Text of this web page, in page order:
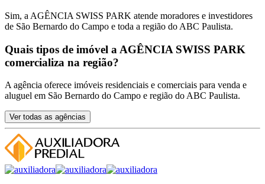
Sim, a AGÊNCIA SWISS PARK atende moradores e investidores
de São Bernardo do Campo e toda a região do ABC Paulista.
Quais tipos de imóvel a AGÊNCIA SWISS PARK
comercializa na região?
A agência oferece imóveis residenciais e comerciais para venda e
aluguel em São Bernardo do Campo e região do ABC Paulista.
Ver todas as agências